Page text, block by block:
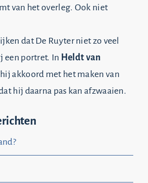
van het overleg. Ook niet
dat De Ruyter niet zo veel
een portret. In Heldt van
akkoord met het maken van
hij daarna pas kan afzwaaien.